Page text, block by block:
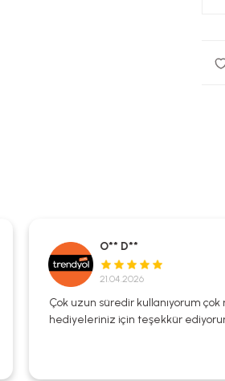
O** D**
21.04.2026
Çok uzun süredir kullanıyorum
hediyeleriniz için teşekkür